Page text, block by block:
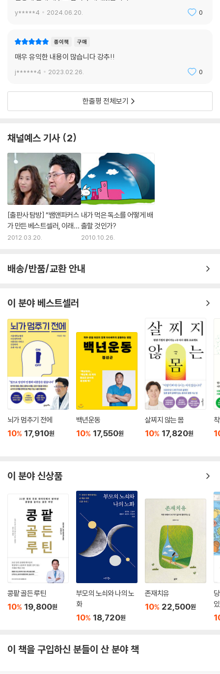
계가 크다. 독성에 대한 이야기에서 이것은 아주 중요하다. 따라서 나쁜 박
로그램에 들어가는 것은 아무 의미가 없다. 장내 세균군을 재건시키고, 좋
은 균을 다시 주입시키고, 복원시키는 것은 클린 프로그램에서 빼놓을 수
8시간이 지난 후에 켜질 수 있기 때문에, 해독작용이 잘 이루어지려면 적
어도 4시간이 필요하다. 늦은 밤에 위를 가득 채우고 다음날 아침 일찍 식
할 틈이 없다.
akfast)는 문자 그대로 지난 밤 이후부터 계속된 ‘단식(fast)’을 ‘중단(br
eak)’하는 것이다. 실제로 클린 프로그램을 하지 않더라도, 저녁식사를 좀
더 가볍게 하고 다음 날 아침까지 12시간 동안 아무것도 먹지 않으면 전반
적인 건강이 좋아지는 것을 깨닫게 될 것이다.
클린을 하는 동안 저녁식사로 유동식을 먹고 다음 아침까지 적어도 12시간
은 아무것도 말아야 한다. 저녁식사를 마친 시간이 저녁 7시라면, 아침식
사는 아침 7시 이후에 시작해야 한다. 마찬가지로 저녁식사를 마친 시간이
밤 11시라면, 다음 식사시간은 오전 11시 이후여야 한다. --- p.246
해독 프로그램과 관련해서 흔히 사람들이 오해하는 부분이 바로 점액 찌꺼
기다. 물단식 또는 주스단식처럼 집중적인 정화를 하는 동안, 음식물 섭취
도 있고, 결장이 접힌 모양으로 긴 밧줄처럼 나올 때도 있다. 또 설사와 비
이것은 정화에 관심이 있는 사람이라면 다 알고 있는 얘기다. 이 배설물의
사진을 실은 책도 많이 있다. 눈으로 확인해볼 용기가 있다면 찾아봐도 좋
다. 그 책들 역시 좋은 의도로 이런 정보를 주고 있지만, 내 생각은 좀 다르
다. 그 정보들은 아주 잘못된 내용이다. 그 책들은 어두운 색의 이 이물질이
음식물, 특히 육류 찌꺼기가 여러 해 동안 쌓여 있던 것이라고 주장한다. 이
런 찌꺼기가 점막이나 장벽에 붙어 있다가 여러 날 단식한 후에 배출되고
있다는 것이다.
서양의학과 대체의학을 모두 접한 내 경험에서 볼 때, 이것은 절대 과학적
으로 입증되지 않은 것이다. 소화기내과 의사라면 누구나 결장내시경(질
병검사를 위해 내시경을 통해 결장의 벽을 보는 기법)에서 무엇이 보이는
궤양성 대장염이나 크론병, 암처럼 만성적인 장 질환이 보이는 아주 심각
--- p.292
y*****4 2024.06.20. 0
종이책 구매
매우 유익한 내용이 많습니다 강추!!
j******4 2023.02.26. 0
한줄평 전체보기
채널예스 기사 2
[출판사 탐방] “쌤앤파커스
가 만든 베스트셀러, 이래서
다르다” - 쌤앤파커스
2012.03.20.
내가 먹은 독소를 어떻게 배
출할 것인가?
2010.10.26.
배송/반품/교환 안내
이 분야 베스트셀러
뇌가 멈추기 전에
10% 17,910원
백년운동
10% 17,550원
살찌지 않는 몸
10% 17,820원
이 분야 신상품
콩팥 골든 루틴
10% 19,800원
부모의 노쇠와 나의 노
화
10% 18,720원
존재치유
10% 22,500원
이 책을 구입하신 분들이 산 분야 책